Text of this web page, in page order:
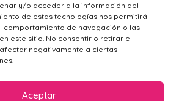
y/o acceder a la información del
de estas tecnologías nos permitirá
comportamiento de navegación o las
este sitio. No consentir o retirar el
negativamente a ciertas
Aceptar
5 CONSEJOS DE
TIENDA DE ROPA
BEBÉ PARA SUPERAR
LA VUELTA AL COLE
GENERAL,SÓLO PARA
09/02/2016